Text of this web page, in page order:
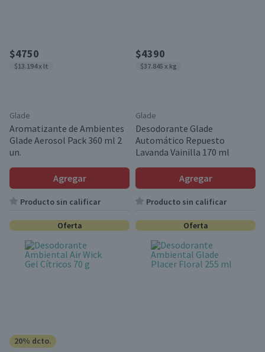
$4750
$13.194 x lt
Glade
Aromatizante de Ambientes
Glade Aerosol Pack 360 ml 2
un.
Agregar
Producto sin calificar
$4390
$37.845 x kg
Glade
Desodorante Glade
Automático Repuesto
Lavanda Vainilla 170 ml
Agregar
Producto sin calificar
Oferta
20% dcto.
Oferta